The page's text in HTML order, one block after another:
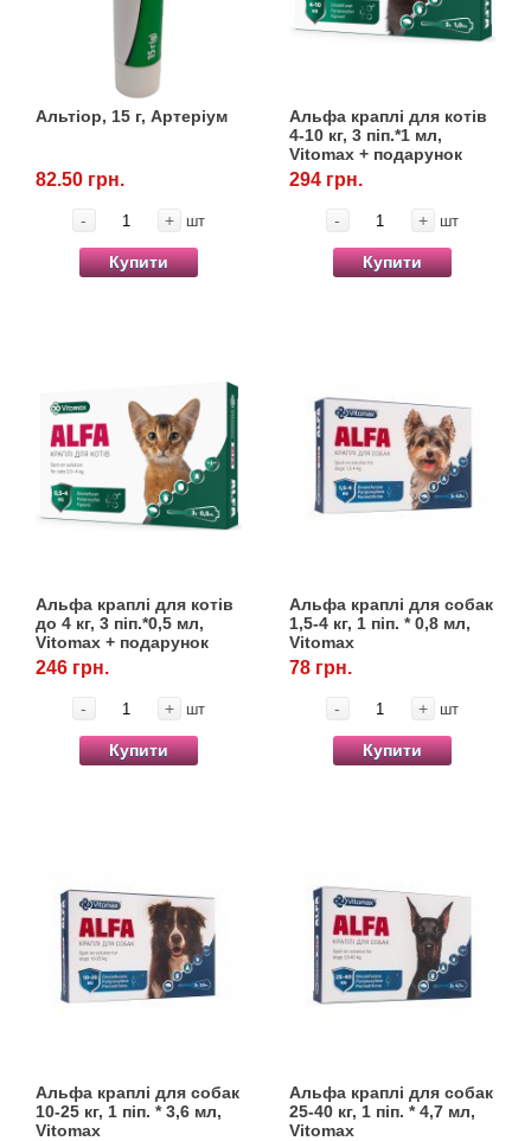
Альтіор, 15 г, Артеріум
82.50 грн.
- + шт
Купити
Альфа краплі для котів
4-10 кг, 3 піп.*1 мл,
Vitomax + подарунок
нашийник Black&White
35 см
294 грн.
- + шт
Купити
Альфа краплі для котів
до 4 кг, 3 піп.*0,5 мл,
Vitomax + подарунок
нашийник Black&White
35 см
246 грн.
- + шт
Купити
Альфа краплі для собак
1,5-4 кг, 1 піп. * 0,8 мл,
Vitomax
78 грн.
- + шт
Купити
Альфа краплі для собак
10-25 кг, 1 піп. * 3,6 мл,
Vitomax
Альфа краплі для собак
25-40 кг, 1 піп. * 4,7 мл,
Vitomax